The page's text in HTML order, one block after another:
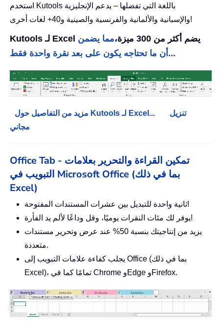
استخدم Kutools باللغة التي تفضلها – يدعم الإنجليزية
والإسبانية والألمانية والفرنسية والصينية و40+ لغات أخرى!
Kutools لـ Excel يضم أكثر من 300 ميزة،
مما يضمن
أن ما تحتاجه يكون على بعد نقرة واحدة فقط...
مزيد من التفاصيل حول Kutools لـ Excel...
تنزيل
مجاني
Office Tab - تمكين القراءة والتحرير بعلامات
التبويب في Microsoft Office (بما في ذلك
Excel)
ثانية واحدة للتبديل بين عشرات المستندات المفتوحة!
يوفر لك مئات النقرات يوميًا، وقل وداعًا لألم يد الفأرة!
يزيد من إنتاجيتك بنسبة 50% عند عرض وتحرير مستندات
متعددة.
يجلب كفاءة علامات التبويب إلى Office (بما في ذلك
Excel)، تمامًا كما في Chrome وEdge وFirefox.